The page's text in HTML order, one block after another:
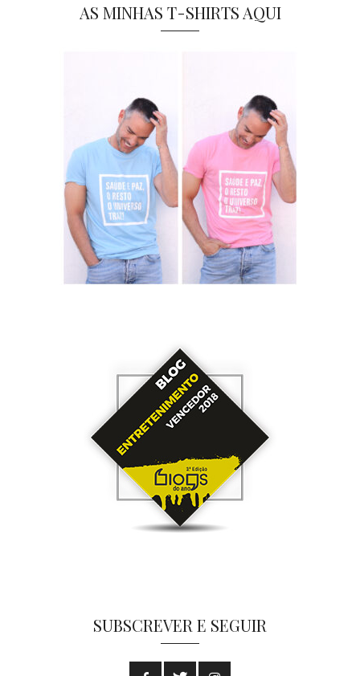
AS MINHAS T-SHIRTS AQUI
SUBSCREVER E SEGUIR